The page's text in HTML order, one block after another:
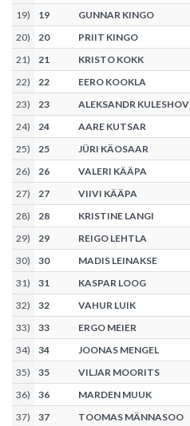
19) 19
GUNNAR KINGO
20) 20
PRIIT KINGO
21) 21
KRISTO KOKK
22) 22
EERO KOOKLA
23) 23
ALEKSANDR KULESHOV
24) 24
AARE KUTSAR
25) 25
JÜRI KÄOSAAR
26) 26
VALERI KÄÄPA
27) 27
VIIVI KÄÄPA
28) 28
KRISTINE LANGI
29) 29
REIGO LEHTLA
30) 30
MADIS LEINAKSE
31) 31
KASPAR LOOG
32) 32
VAHUR LUIK
33) 33
ERGO MEIER
34) 34
JOONAS MENGEL
35) 35
VILJAR MOORITS
36) 36
MARDEN MUUK
37) 37
TOOMAS MÄNNASOO